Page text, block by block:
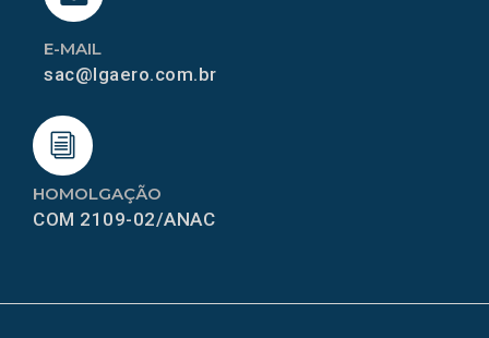
HOMOLGAÇÃO
COM 2109-02/ANAC
E-MAIL
sac@lgaero.com.br